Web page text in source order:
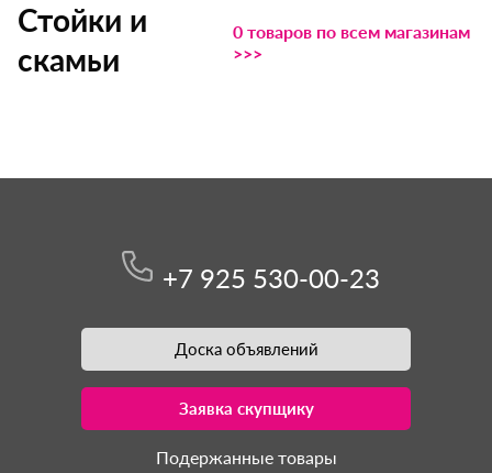
Стойки и
скамьи
0 товаров по всем магазинам
>>>
+7 925 530-00-23
Доска объявлений
Заявка скупщику
Подержанные товары